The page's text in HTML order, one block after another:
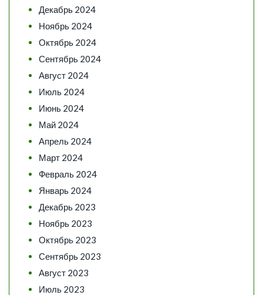
Декабрь 2024
Ноябрь 2024
Октябрь 2024
Сентябрь 2024
Август 2024
Июль 2024
Июнь 2024
Май 2024
Апрель 2024
Март 2024
Февраль 2024
Январь 2024
Декабрь 2023
Ноябрь 2023
Октябрь 2023
Сентябрь 2023
Август 2023
Июль 2023